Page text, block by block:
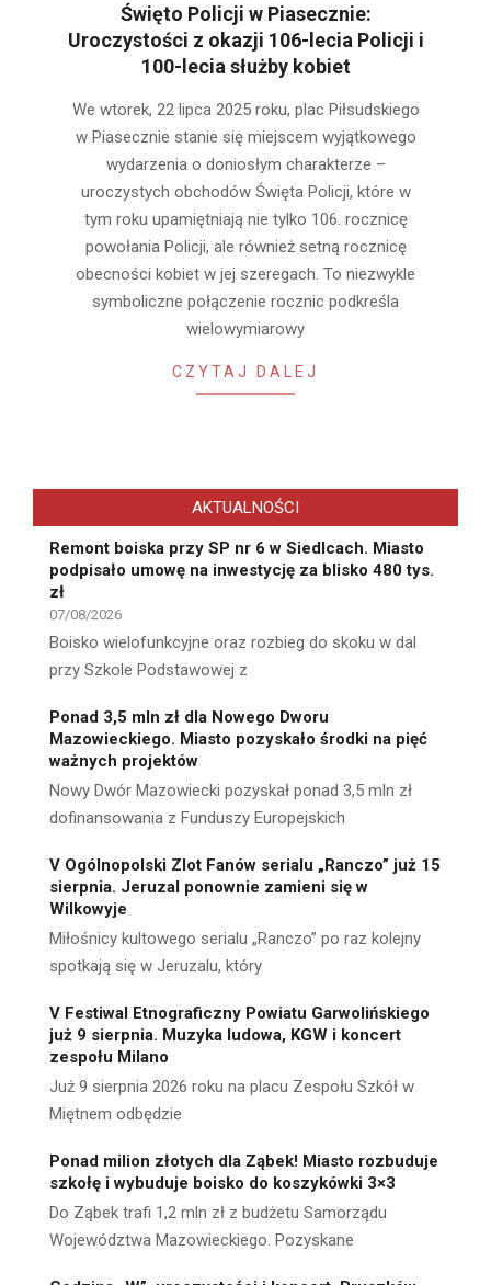
Święto Policji w Piasecznie:
Uroczystości z okazji 106-lecia Policji i
100-lecia służby kobiet
07-
20
We wtorek, 22 lipca 2025 roku, plac Piłsudskiego
w Piasecznie stanie się miejscem wyjątkowego
wydarzenia o doniosłym charakterze –
uroczystych obchodów Święta Policji, które w
tym roku upamiętniają nie tylko 106. rocznicę
powołania Policji, ale również setną rocznicę
obecności kobiet w jej szeregach. To niezwykle
symboliczne połączenie rocznic podkreśla
wielowymiarowy
CZYTAJ DALEJ
AKTUALNOŚCI
Remont boiska przy SP nr 6 w Siedlcach. Miasto
podpisało umowę na inwestycję za blisko 480 tys.
zł
07/08/2026
Boisko wielofunkcyjne oraz rozbieg do skoku w dal
przy Szkole Podstawowej z
Ponad 3,5 mln zł dla Nowego Dworu
Mazowieckiego. Miasto pozyskało środki na pięć
ważnych projektów
Nowy Dwór Mazowiecki pozyskał ponad 3,5 mln zł
dofinansowania z Funduszy Europejskich
V Ogólnopolski Zlot Fanów serialu „Ranczo” już 15
sierpnia. Jeruzal ponownie zamieni się w
Wilkowyje
Miłośnicy kultowego serialu „Ranczo” po raz kolejny
spotkają się w Jeruzalu, który
V Festiwal Etnograficzny Powiatu Garwolińskiego
już 9 sierpnia. Muzyka ludowa, KGW i koncert
zespołu Milano
Już 9 sierpnia 2026 roku na placu Zespołu Szkół w
Miętnem odbędzie
Ponad milion złotych dla Ząbek! Miasto rozbuduje
szkołę i wybuduje boisko do koszykówki 3×3
Do Ząbek trafi 1,2 mln zł z budżetu Samorządu
Województwa Mazowieckiego. Pozyskane